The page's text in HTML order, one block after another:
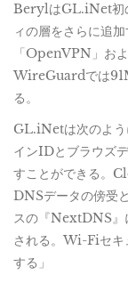
BerylはGL.iNet初
ィの層をさらに追
「OpenVPN」お
WireGuardでは
る。
GL.iNetは次のよう
インIDとブラウズ
すことができる。
DNSデータの傍受
スの『NextDNS』
される。Wi-Fiセキ
する」